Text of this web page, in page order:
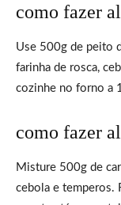
como fazer
Use 500g de peito
farinha de rosca,
cozinhe no forno a
como fazer
Misture 500g de
cebola e temperos.